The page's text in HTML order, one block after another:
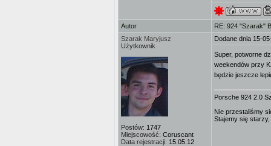
Autor
RE: 924 "Szarak"
Szarak Maryjusz
Użytkownik
Postów: 1747
Miejscowość: Coruscant
Data rejestracji: 15.05.12
Dodane dnia 15-
Super, potworne
weekendów przy
będzie jeszcze
Porsche 924 2.0
Nie przestaliśmy
Stajemy się